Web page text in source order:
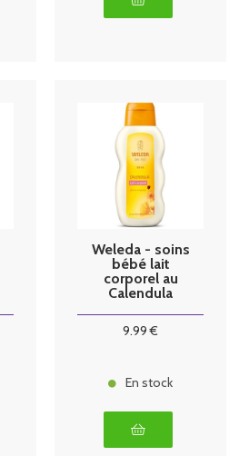
Weleda - soins
bébé lait
corporel au
Calendula
9.99 €
En stock